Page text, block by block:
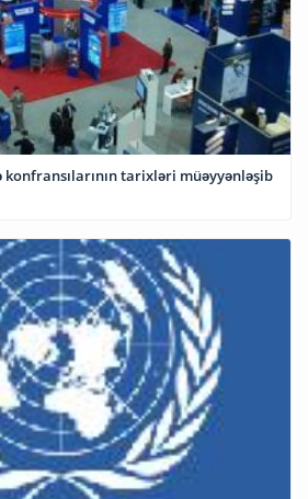
konfransılarının tarixləri müəyyənləşib